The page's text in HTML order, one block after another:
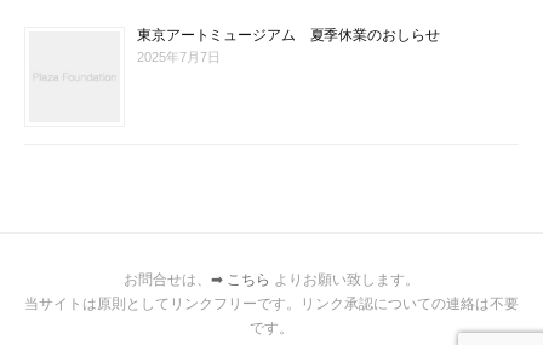
東京アートミュージアム 夏季休業のおしらせ
2025年7月7日
お問合せは、 ➡ こちら よりお願い致します。
当サイトは原則としてリンクフリーです。リンク承認についての連絡は不要
です。